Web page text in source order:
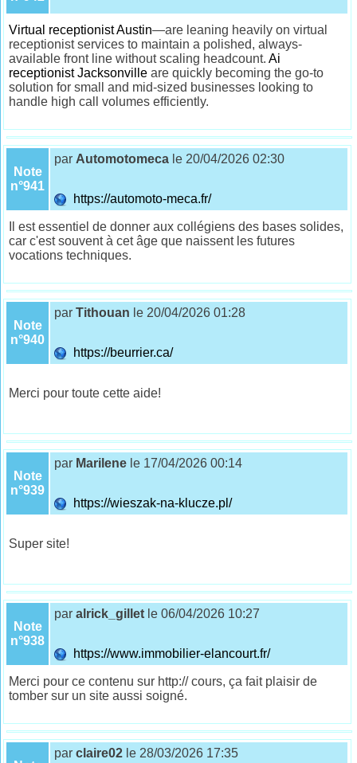
Virtual receptionist Austin—are leaning heavily on virtual
receptionist services to maintain a polished, always-
available front line without scaling headcount.Ai
receptionist Jacksonville are quickly becoming the go-to
solution for small and mid-sized businesses looking to
handle high call volumes efficiently.
Note
n°941
par Automotomeca le 20/04/2026 02:30
https://automoto-meca.fr/
Il est essentiel de donner aux collégiens des bases solides,
car c'est souvent à cet âge que naissent les futures
vocations techniques.
Note
n°940
parTithouan le 20/04/2026 01:28
https://beurrier.ca/
Merci pour toute cette aide!
Note
n°939
par Marilene le 17/04/2026 00:14
https://wieszak-na-klucze.pl/
Super site!
Note
n°938
paralrick_gillet le 06/04/2026 10:27
https://www.immobilier-elancourt.fr/
Merci pour ce contenu sur http:// cours, ça fait plaisir de
tomber sur un site aussi soigné.
parclaire02 le 28/03/2026 17:35